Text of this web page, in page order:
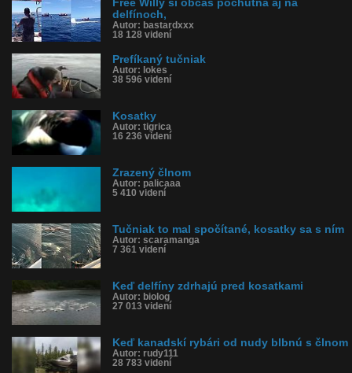
Free Willy si občas pochutná aj na
delfínoch,
Autor: bastardxxx
18 128 videní
Prefíkaný tučniak
Autor: lokes
38 596 videní
Kosatky
Autor: tigrica
16 236 videní
Zrazený člnom
Autor: palicaaa
5 410 videní
Tučniak to mal spočítané, kosatky sa s ním
Autor: scaramanga
7 361 videní
Keď delfíny zdrhajú pred kosatkami
Autor: biolog
27 013 videní
Keď kanadskí rybári od nudy blbnú s člnom
Autor: rudy111
28 783 videní